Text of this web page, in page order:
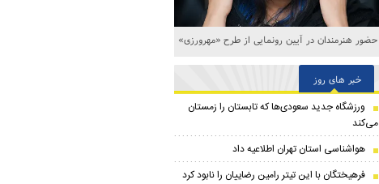
حضور هنرمندان در آیین رونمایی از طرح «مهرورزی»
خبر های روز
ورزشگاه جدید سعودی‌ها که تابستان را زمستان
می‌کند
هواشناسی استان تهران اطلاعیه داد
فرهیختگان با این تیتر رامین رضاییان را نابود کرد